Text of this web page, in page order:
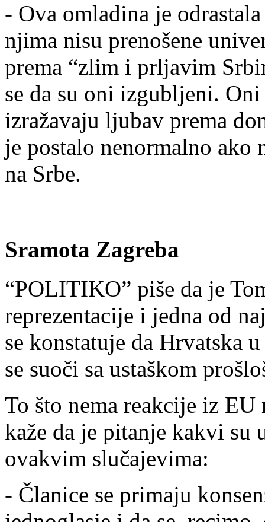
- Ova omladina je
njima nisu prenošene
prema “zlim i prljavim
se da su oni izgubljeni.
izražavaju ljubav prema
je postalo nenormalno ako
na Srbe.
Sramota Zagreba
“POLITIKO” piše da je
reprezentacije i jedna od
se konstatuje da Hrvatska
se suoči sa ustaškom
To što nema reakcije iz EU
kaže da je pitanje kakvi su
ovakvim slučajevima:
- Članice se primaju